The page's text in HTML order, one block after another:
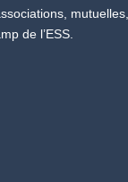
de l’ESS.